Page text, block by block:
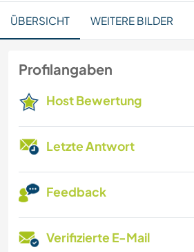
ÜBERSICHT WEITERE BILDER
Profilangaben
Host Bewertung
Letzte Antwort
Feedback
Verifizierte E-Mail